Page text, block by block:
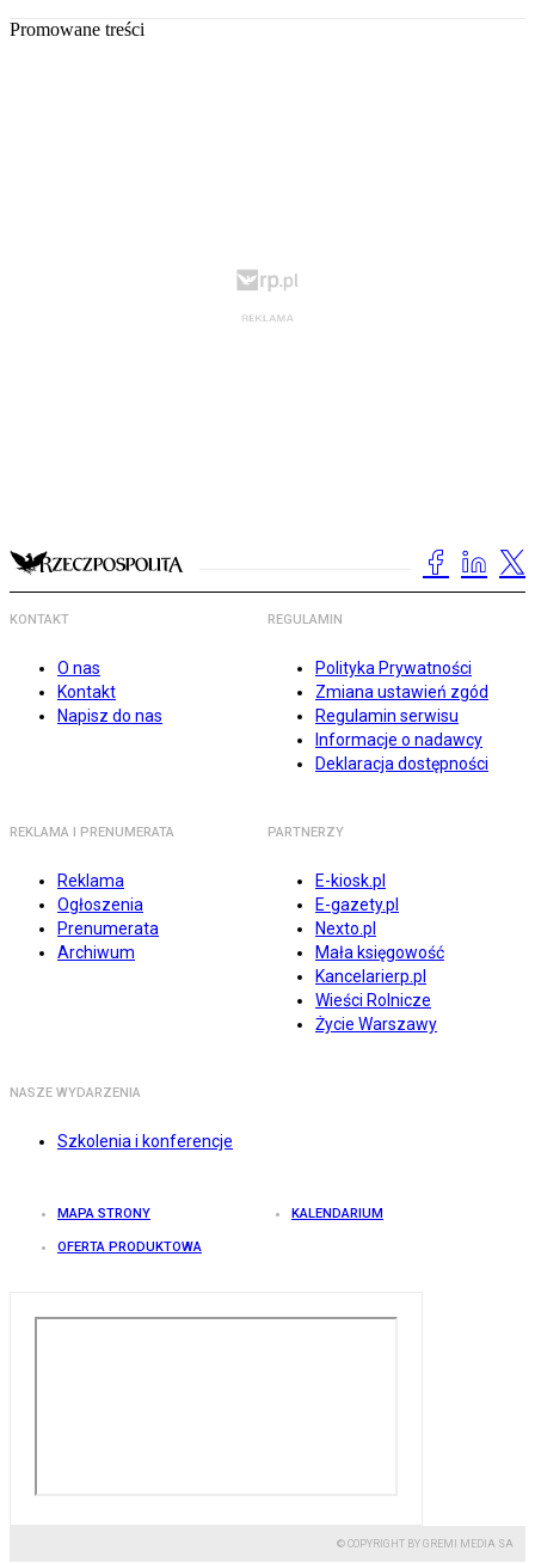
Promowane treści
KONTAKT
O nas
Kontakt
Napisz do nas
REGULAMIN
Polityka Prywatności
Zmiana ustawień zgód
Regulamin serwisu
Informacje o nadawcy
Deklaracja dostępności
REKLAMA I PRENUMERATA
Reklama
Ogłoszenia
Prenumerata
Archiwum
PARTNERZY
E-kiosk.pl
E-gazety.pl
Nexto.pl
Mała księgowość
Kancelarierp.pl
Wieści Rolnicze
Życie Warszawy
NASZE WYDARZENIA
Szkolenia i konferencje
MAPA STRONY KALENDARIUM
OFERTA PRODUKTOWA
© COPYRIGHT BY GREMI MEDIA SA